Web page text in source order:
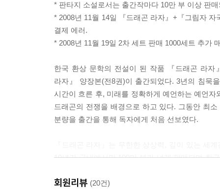
* 판타지 소설로서는 출간작마다 10만 부 이상 판
* 2008년 11월 14일 『드래곤 라자』+『그림자
결제 에러.
* 2008년 11월 19일 2차 세트 판매 1000세트 추가
한국 환상 문학의 전설이 된 작품 『드래곤 라
라자』 양장본(전8권)이 출간되었다. 3년의 침묵
시간이 흐른 후, 미래를 정확하게 예언하는 예언
드래곤의 전쟁을 배경으로 하고 있다. 그동안 최
분량을 출간을 통해 독자에게 처음 선보였다.
10년간 국내에서만 100만 부가 넘게 판매되며 한
실리며 화제가 되었고, 2008년 11월 1일에는 대
회원리뷰 (20건)